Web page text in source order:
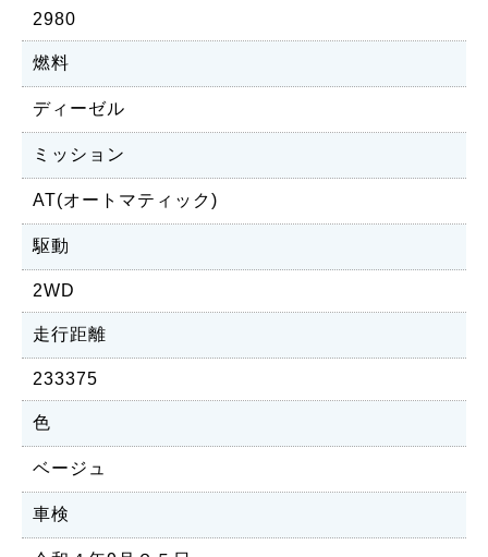
2980
燃料
ディーゼル
ミッション
AT(オートマティック)
駆動
2WD
走行距離
233375
色
ベージュ
車検